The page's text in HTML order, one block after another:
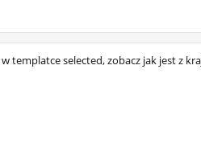
selected, zobacz jak jest z